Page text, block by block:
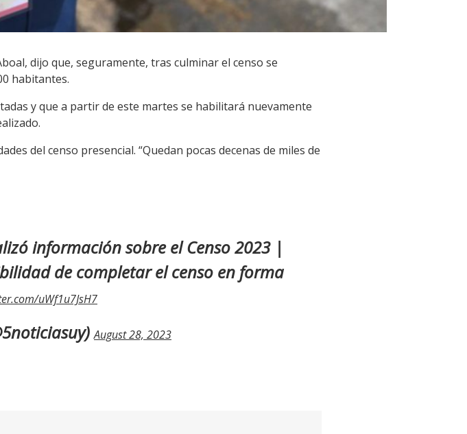
dijo que, seguramente, tras culminar el censo se
habitantes.
y que a partir de este martes se habilitará nuevamente
del censo presencial. “Quedan pocas decenas de miles de
información sobre el Censo 2023 |
de completar el censo en forma
uWf1u7JsH7
August 28, 2023